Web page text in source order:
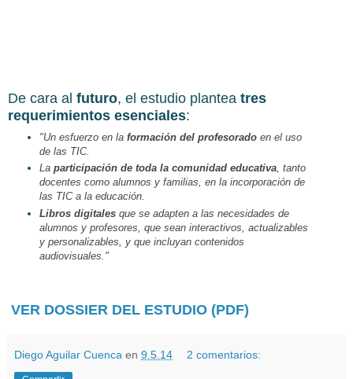
De cara al futuro, el estudio plantea tres
requerimientos esenciales:
"Un esfuerzo en la formación del profesoradoen el uso
de las TIC.
La participación de toda la comunidad educativa, tanto
docentes como alumnos y familias, en la incorporación de
las TIC a la educación.
Libros digitalesque se adapten a las necesidades de
alumnos y profesores, que sean interactivos, actualizables
y personalizables, y que incluyan contenidos
audiovisuales."
VER DOSSIER DEL ESTUDIO (PDF)
Diego Aguilar Cuenca en 9.5.14 2 comentarios: